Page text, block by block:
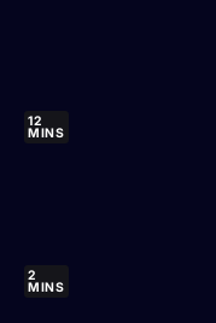
12
MINS
2
MINS